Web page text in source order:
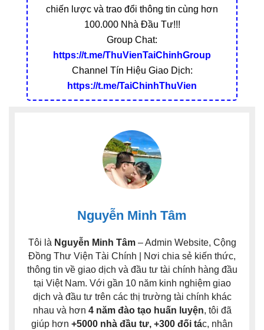
chiến lược và trao đổi thông tin cùng hơn
100.000 Nhà Đầu Tư!!!
Group Chat:
https://t.me/ThuVienTaiChinhGroup
Channel Tín Hiệu Giao Dịch:
https://t.me/TaiChinhThuVien
Nguyễn Minh Tâm
Tôi là Nguyễn Minh Tâm– Admin Website, Cộng
Đồng Thư Viện Tài Chính | Nơi chia sẻ kiến thức,
thông tin về giao dịch và đầu tư tài chính hàng đầu
tại Việt Nam. Với gần 10 năm kinh nghiệm giao
dịch và đầu tư trên các thị trường tài chính khác
nhau và hơn 4 năm đào tạo huấn luyện, tôi đã
giúp hơn +5000 nhà đầu tư, +300 đối tác, nhân